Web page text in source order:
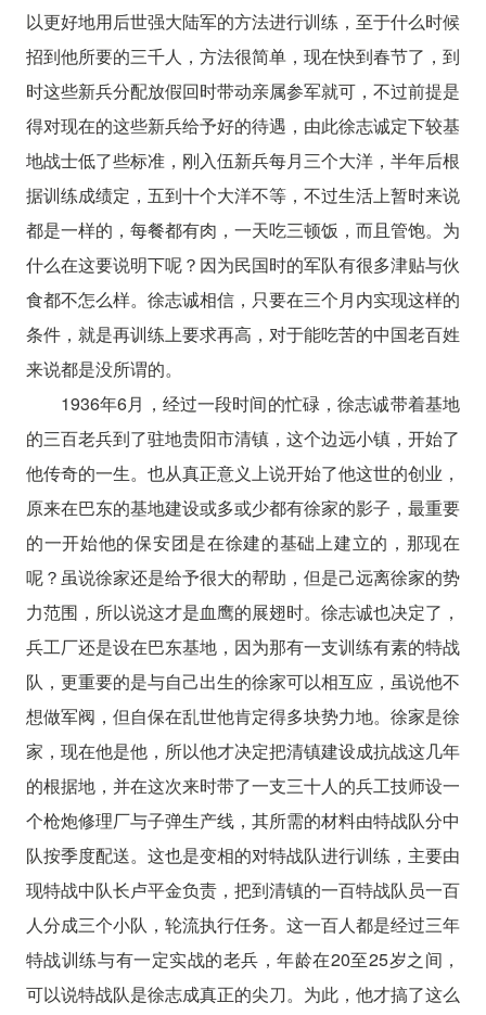
以更好地用后世强大陆军的方法进行训练，至于什么时候
招到他所要的三千人，方法很简单，现在快到春节了，到
时这些新兵分配放假回时带动亲属参军就可，不过前提是
得对现在的这些新兵给予好的待遇，由此徐志诚定下较基
地战士低了些标准，刚入伍新兵每月三个大洋，半年后根
据训练成绩定，五到十个大洋不等，不过生活上暂时来说
都是一样的，每餐都有肉，一天吃三顿饭，而且管饱。为
什么在这要说明下呢？因为民国时的军队有很多津贴与伙
食都不怎么样。徐志诚相信，只要在三个月内实现这样的
条件，就是再训练上要求再高，对于能吃苦的中国老百姓
来说都是没所谓的。
1936年6月，经过一段时间的忙碌，徐志诚带着基地
的三百老兵到了驻地贵阳市清镇，这个边远小镇，开始了
他传奇的一生。也从真正意义上说开始了他这世的创业，
原来在巴东的基地建设或多或少都有徐家的影子，最重要
的一开始他的保安团是在徐建的基础上建立的，那现在
呢？虽说徐家还是给予很大的帮助，但是己远离徐家的势
力范围，所以说这才是血鹰的展翅时。徐志诚也决定了，
兵工厂还是设在巴东基地，因为那有一支训练有素的特战
队，更重要的是与自己出生的徐家可以相互应，虽说他不
想做军阀，但自保在乱世他肯定得多块势力地。徐家是徐
家，现在他是他，所以他才决定把清镇建设成抗战这几年
的根据地，并在这次来时带了一支三十人的兵工技师设一
个枪炮修理厂与子弹生产线，其所需的材料由特战队分中
队按季度配送。这也是变相的对特战队进行训练，主要由
现特战中队长卢平金负责，把到清镇的一百特战队员一百
人分成三个小队，轮流执行任务。这一百人都是经过三年
特战训练与有一定实战的老兵，年龄在20至25岁之间，
可以说特战队是徐志成真正的尖刀。为此，他才搞了这么